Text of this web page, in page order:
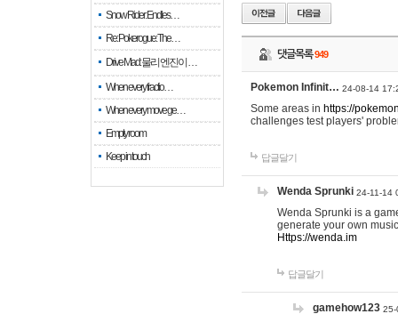
Snow Rider: Endles…
Re: Pokerogue: The…
Drive Mad: 물리 엔진이 …
When every fractio…
When every move ge…
Empty room
Keep in touch
댓글목록949
Pokemon Infinit… 24-08-14
Some areas in https://
challenges test players'
답글달기
Wenda Sprunki 24-11-14
Wenda Sprunki is a
generate your own
Https://wenda.im
답글달기
gamehow123 25-